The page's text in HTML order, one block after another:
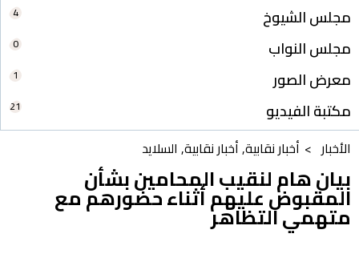
مجلس الشيوخ 4
مجلس النواب 0
معرض الصور 1
مكتبة الفيديو 21
الأخبار > أخبار نقابية,أخبار نقابية, السلايد
بيان هام لنقيب المحامين بشأن
المقبوض عليهم أثناء حضورهم مع
متهمي التظاهر